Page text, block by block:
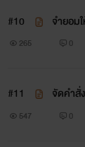
#10
จำยอม
นได้
265 0
#11 จัดคำสั่
547 0